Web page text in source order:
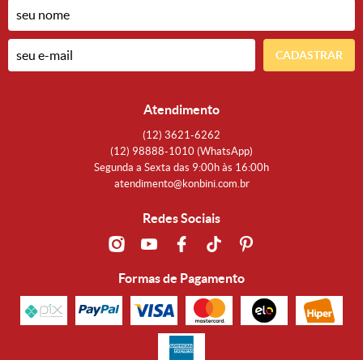
CADASTRAR
Atendimento
(12) 3621-6262
(12) 98888-1010 (WhatsApp)
Segunda a Sexta das 9:00h às 16:00h
atendimento@konbini.com.br
Redes Sociais
Formas de Pagamento